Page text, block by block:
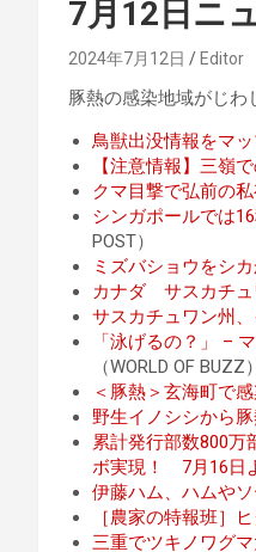
7月12日ニ
2024年7月12日 Editor
豚熱の感染地域がじ
鳥獣出没情報をマ
【注意情報】三嶺
クマ目撃で弘前の
シンガポールでは
POST）
ミズバショウをシ
カナダ サスカチュ
サスカチュワン州
「泳げるの？」 –
（WORLD OF BUZZ）
＜豚熱＞玄海町で
野生イノシシから
累計発行部数800
ボ実現！ 7月16日
伊藤ハム、ハムや
［農家の特報班］
三重でツキノワグ